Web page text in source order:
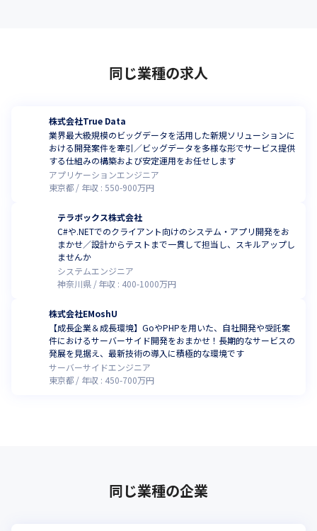
同じ業種の求人
株式会社True Data
業界最大級規模のビッグデータを活用した新規ソリューションに
おける開発案件を牽引／ビッグデータを多様な形でサービス提供
する仕組みの構築および安定運用をお任せします
アプリケーションエンジニア
東京都
年収 : 550-900万円
テラボックス株式会社
C#や.NETでのクライアント向けのシステム・アプリ開発をお
まかせ／設計からテストまで一貫して担当し、スキルアップし
ませんか
システムエンジニア
神奈川県
年収 : 400-1000万円
株式会社EMoshU
【成長企業＆成長環境】GoやPHPを用いた、自社開発や受託案
件におけるサーバーサイド開発をおまかせ！長期的なサービスの
発展を見据え、最新技術の導入に積極的な環境です
サーバーサイドエンジニア
東京都
年収 : 450-700万円
同じ業種の企業